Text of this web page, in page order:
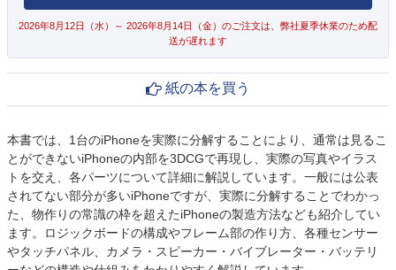
2026年8月12日（水）～ 2026年8月14日（金）のご注文は、弊社夏季休業のため配
送が遅れます
紙の本を買う
本書では、1台のiPhoneを実際に分解することにより、通常は見るこ
とができないiPhoneの内部を3DCGで再現し、実際の写真やイラス
トを交え、各パーツについて詳細に解説しています。一般には公表
されてない部分が多いiPhoneですが、実際に分解することでわかっ
た、物作りの常識の枠を超えたiPhoneの製造方法なども紹介してい
ます。ロジックボードの構成やフレーム部の作り方、各種センサー
やタッチパネル、カメラ・スピーカー・バイブレーター・バッテリ